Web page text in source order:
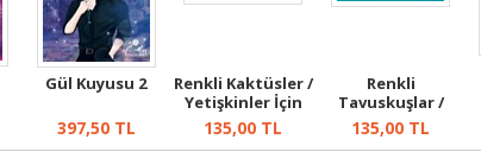
Gül Kuyusu 2
397,50TL
Renkli Kaktüsler /
Yetişkinler İçin
Boya...
135,00 TL
Renkli
Tavuskuşlar /
Yetişkinler İçin
Bo...
135,00 TL